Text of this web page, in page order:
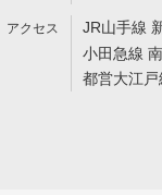
JR山手線
小田急線
都営大江